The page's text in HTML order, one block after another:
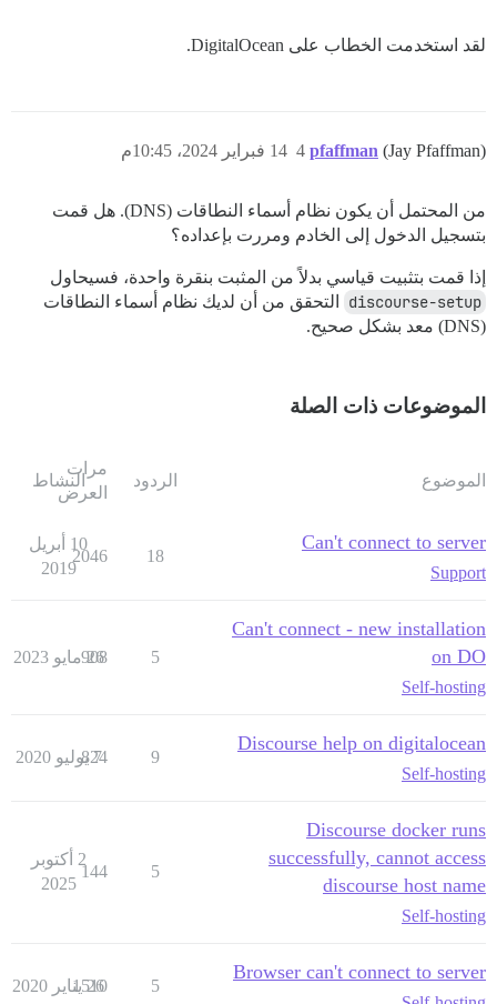
لقد استخدمت الخطاب على DigitalOcean.
pfaffman (Jay Pfaffman) 14 فبراير 2024، 10:45م 4
من المحتمل أن يكون نظام أسماء النطاقات (DNS). هل قمت
بتسجيل الدخول إلى الخادم ومررت بإعداده؟
إذا قمت بتثبيت قياسي بدلاً من المثبت بنقرة واحدة، فسيحاول
discourse-setup
التحقق من أن لديك نظام أسماء النطاقات
(DNS) معد بشكل صحيح.
الموضوعات ذات الصلة
الموضوع الردود
مرات
العرض
النشاط
Can't connect to server
Support
18
2046
10 أبريل
2019
Can't connect - new installation
on DO
Self-hosting
5
908
26 مايو 2023
Discourse help on digitalocean
Self-hosting
9
824
7 يوليو 2020
Discourse docker runs
successfully, cannot access
discourse host name
Self-hosting
5
144
2 أكتوبر
2025
Browser can't connect to server
5
1510
26 يناير 2020